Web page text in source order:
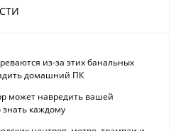
из-за этих банальных
домашний ПК
может навредить вашей
знать каждому